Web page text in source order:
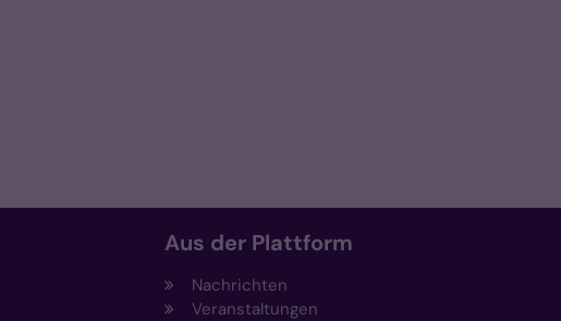
Aus der Plattform
Nachrichten
Veranstaltungen